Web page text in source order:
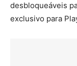
desbloqueáveis
exclusivo para